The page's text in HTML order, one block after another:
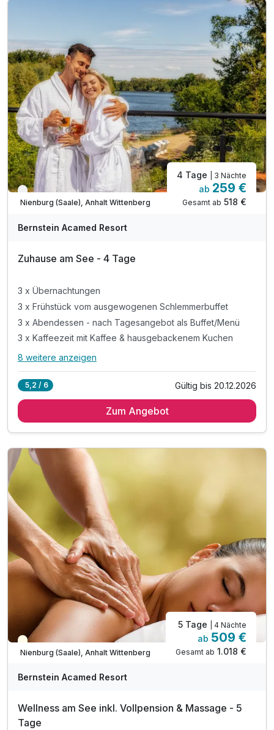
1 x Wellnesstasche mit Bademantel und Saunatuch
inkl. vielfältige Saunalandschaft & Dampfbad
inkl. Panorama-Sauna mit Seeblick & Bio-Sauna
inkl. Wellnessnutzung bis 16 Uhr am Abreisetag
inkl. beheizter Außenpool (ganzjährig)
inkl. Minigolf, Tischtennis, Outdoor-Schach
inkl. Nutzung der Spiel- und Leseecke
WAR
202
Verfügbar bis Dezember
Nienburg (Saale), Anhalt Wittenberg
4 Tage | 3 Nächte
ab 259 €
Gesamt ab 518 €
Bernstein Acamed Resort
Zuhause am See - 4 Tage
3 x Übernachtungen
3 x Frühstück vom ausgewogenen Schlemmerbuffet
3 x Abendessen - nach Tagesangebot als Buffet/Menü
3 x Kaffeezeit mit Kaffee & hausgebackenem Kuchen
Alle Inklusivleistungen
3 x Frühstück vom ausgewogenen Schlemmerbuffet
1 x Wellnesstasche mit Bademantel und Saunatuch
inkl. Zugang zum Wellnessbereich „Salzkristall“
inkl. vielfältige Saunalandschaft & Dampfbad
inkl. Panorama-Sauna mit Seeblick & Bio-Sauna
inkl. Wellnessnutzung bis 16 Uhr am Abreisetag
inkl. beheizter Außenpool (ganzjährig)
inkl. Minigolf, Tischtennis, Outdoor-Schach
inkl. Nutzung der Spiel- und Leseecke
8 weitere anzeigen
5,2 / 6 Gültig bis 20.12.2026
Zum Angebot
WAR
202
Teilweise ausgelastet
Nienburg (Saale), Anhalt Wittenberg
5 Tage | 4 Nächte
ab 509 €
Gesamt ab 1.018 €
Bernstein Acamed Resort
Wellness am See inkl. Vollpension & Massage - 5
Tage